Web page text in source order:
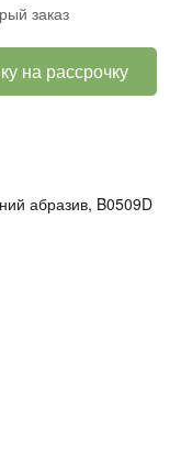
заказ
на рассрочку
абразив, B0509D